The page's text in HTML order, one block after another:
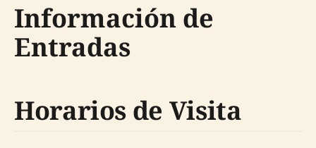
Información de
Entradas
Horarios de Visita